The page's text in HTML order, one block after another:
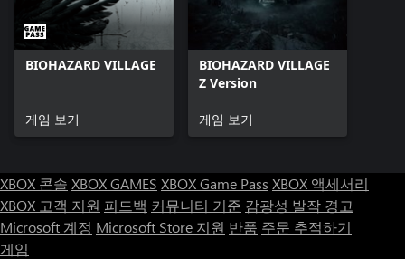
BIOHAZARD VILLAGE
게임 보기
BIOHAZARD VILLAGE
Z Version
게임 보기
XBOX 콘솔 XBOX GAMES XBOX Game Pass XBOX 액세서리
XBOX 고객 지원 피드백 커뮤니티 기준 감광성 발작 경고
Microsoft 계정 Microsoft Store 지원 반품 주문 추적하기
게임